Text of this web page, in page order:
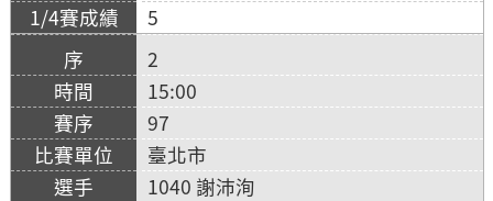
5
2
15:00
97
臺北市
1040 謝沛洵